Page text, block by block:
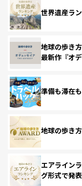
世界遺産ラ
地球の歩き
最新作『オ
準備も滞在
地球の歩き
エアライン
グ形式で発表